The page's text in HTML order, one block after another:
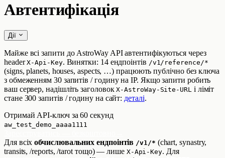
Автентифікація
Дії
Майже всі запити до AstroWay API автентифікуються через
headerX-Api-Key. Винятки: 14 ендпоінтів /v1/reference/*
(signs, planets, houses, aspects, …) працюють публічно без ключа
з обмеженням 30 запитів / годину на IP. Якщо запити робить
ваш сервер, надішліть заголовокX-AstroWay-Site-URL і ліміт
стане 300 запитів / годину на сайт: деталі.
Отримай API-ключ за 60 секунд
aw_test_demo_aaaa1111
Для всіхобчислювальних ендпоінтів /v1/* (chart, synastry,
transits, /reports, /tarot тощо) — лише X-Api-Key. Для